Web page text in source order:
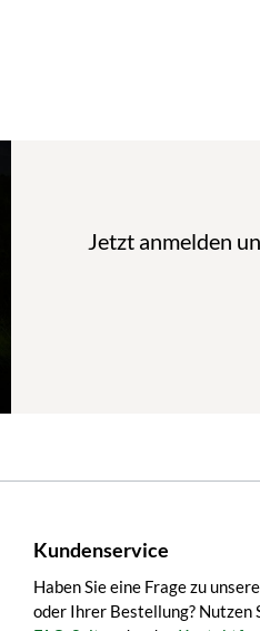
Jetzt anmelden
Kundenservice
Haben Sie eine Frage zu
oder Ihrer Bestellung? Nutzen